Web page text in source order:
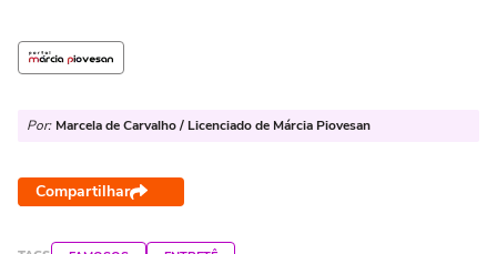
Por: Marcela de Carvalho / Licenciado de Márcia Piovesan
Compartilhar